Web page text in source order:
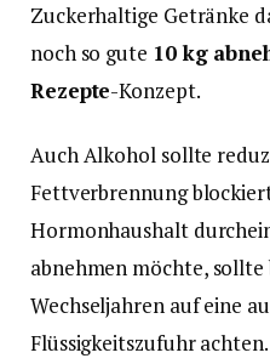
Zuckerhaltige Getränke
noch so gute 10 kg
Rezepte-Konzept.
Auch Alkohol sollte
Fettverbrennung
Hormonhaushalt
abnehmen möchte, sollte
Wechseljahren auf eine
Flüssigkeitszufuhr achten.